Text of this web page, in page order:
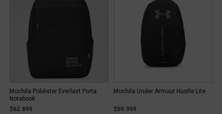
Mochila Poliéster Everlast Porta
Notebook
$62.899
Mochila Under Armour Hustle Lite
$59.999